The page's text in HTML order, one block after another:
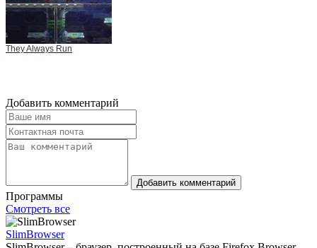
They Always Run
Добавить комментарий
Добавить комментарий
Программы
Смотреть все
SlimBrowser